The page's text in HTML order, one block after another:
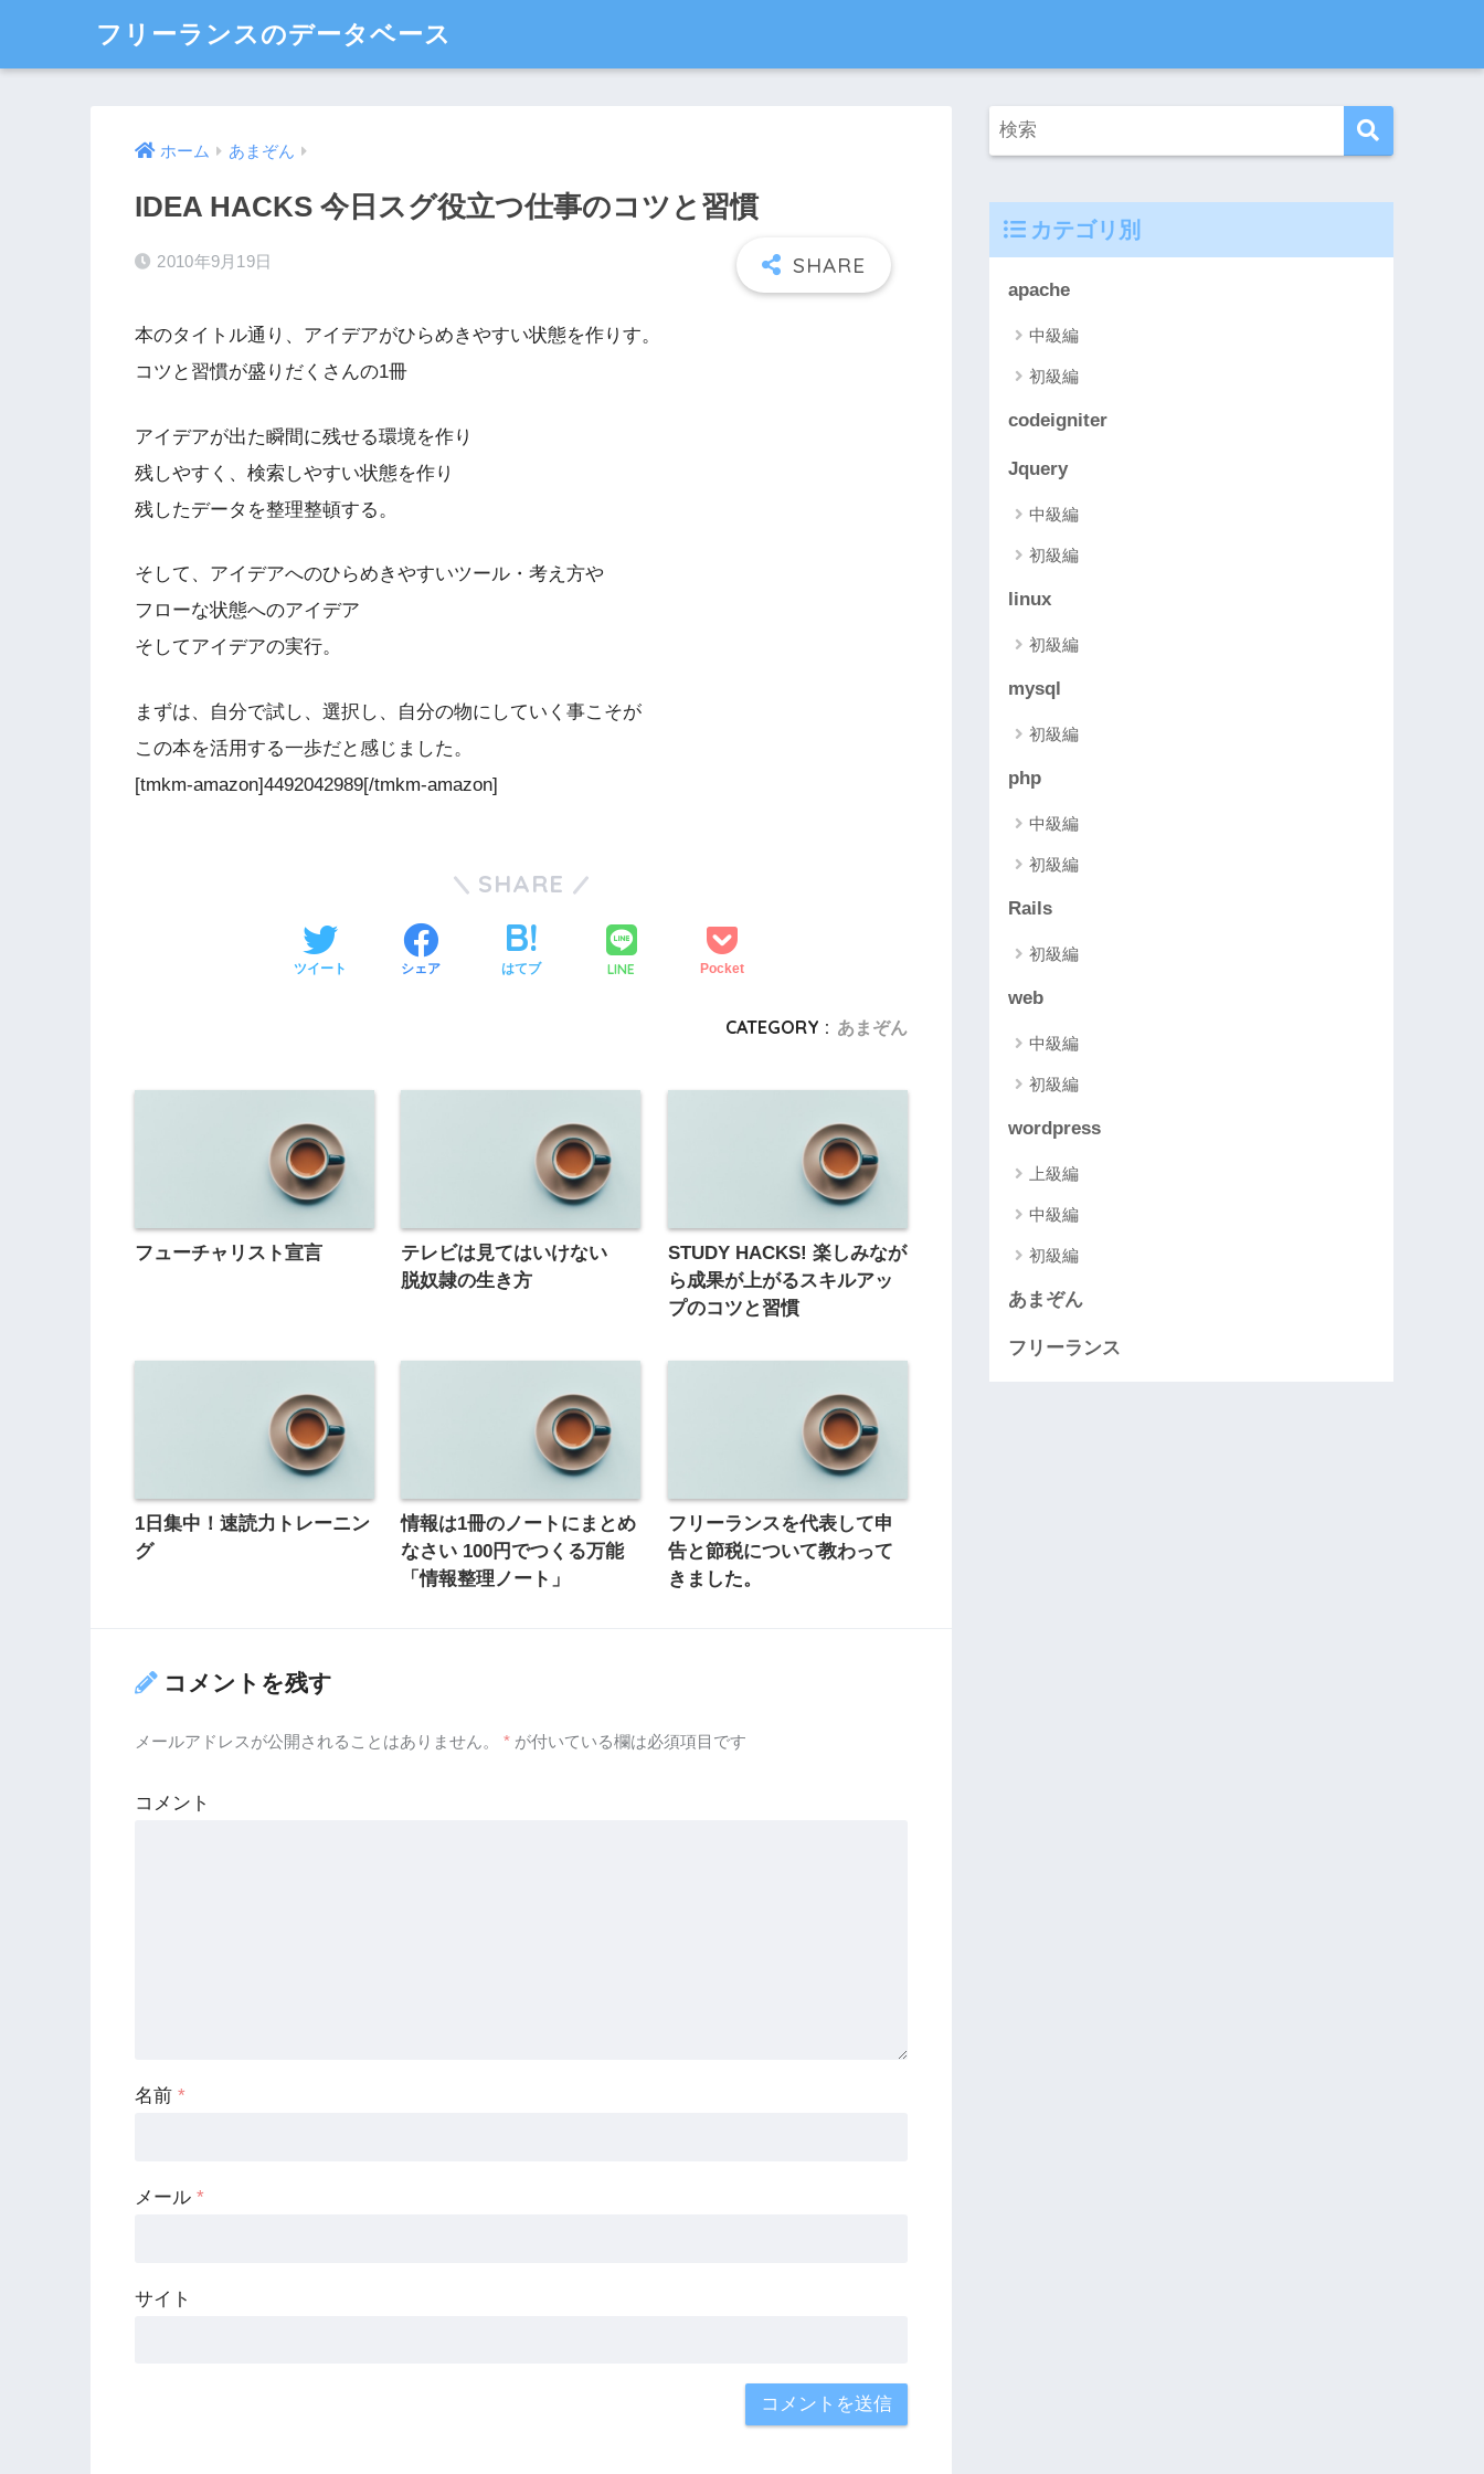
フリーランスのデータベース
ホーム あまぞん
IDEA HACKS 今日スグ役立つ仕事のコツと習慣
2010年9月19日
本のタイトル通り、アイデアがひらめきやすい状態を作りす。
コツと習慣が盛りだくさんの1冊
アイデアが出た瞬間に残せる環境を作り
残しやすく、検索しやすい状態を作り
残したデータを整理整頓する。
そして、アイデアへのひらめきやすいツール・考え方や
フローな状態へのアイデア
そしてアイデアの実行。
まずは、自分で試し、選択し、自分の物にしていく事こそが
この本を活用する一歩だと感じました。
[tmkm-amazon]4492042989[/tmkm-amazon]
SHARE
ツイート シェア はてブ LINE Pocket
CATEGORY : あまぞん
フューチャリスト宣言
テレビは見てはいけない
脱奴隷の生き方
STUDY HACKS! 楽しみなが
ら成果が上がるスキルアッ
プのコツと習慣
1日集中！速読力トレーニン
グ
情報は1冊のノートにまとめ
なさい 100円でつくる万能
「情報整理ノート」
フリーランスを代表して申
告と節税について教わって
きました。
コメントを残す
メールアドレスが公開されることはありません。 * が付いている欄は必須項目です
コメント
名前 *
メール *
サイト
カテゴリ別
apache
中級編
初級編
codeigniter
Jquery
中級編
初級編
linux
初級編
mysql
初級編
php
中級編
初級編
Rails
初級編
web
中級編
初級編
wordpress
上級編
中級編
初級編
あまぞん
フリーランス